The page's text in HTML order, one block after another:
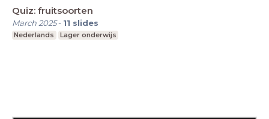
Quiz: fruitsoorten
March 2025- 11 slides
Nederlands Lager onderwijs